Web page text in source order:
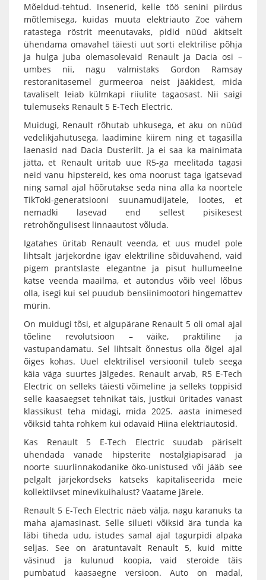
Mõeldud-tehtud. Insenerid, kelle töö senini piirdus
mõtlemisega, kuidas muuta elektriauto Zoe vähem
ratastega röstrit meenutavaks, pidid nüüd äkitselt
ühendama omavahel täiesti uut sorti elektrilise põhja
ja hulga juba olemasolevaid Renault ja Dacia osi –
umbes nii, nagu valmistaks Gordon Ramsay
restoranitasemel gurmeeroa neist jääkidest, mida
tavaliselt leiab külmkapi riiulite tagaosast. Nii saigi
tulemuseks Renault 5 E-Tech Electric.
Muidugi, Renault rõhutab uhkusega, et aku on nüüd
vedelikjahutusega, laadimine kiirem ning et tagasilla
laenasid nad Dacia Dusterilt. Ja ei saa ka mainimata
jätta, et Renault üritab uue R5-ga meelitada tagasi
neid vanu hipstereid, kes oma noorust taga igatsevad
ning samal ajal hõõrutakse seda nina alla ka noortele
TikToki-generatsiooni suunamudijatele, lootes, et
nemadki lasevad end sellest pisikesest
retrohõngulisest linnaautost võluda.
Igatahes üritab Renault veenda, et uus mudel pole
lihtsalt järjekordne igav elektriline sõiduvahend, vaid
pigem prantslaste elegantne ja pisut hullumeelne
katse veenda maailma, et autondus võib veel lõbus
olla, isegi kui sel puudub bensiinimootori hingemattev
mürin.
On muidugi tõsi, et algupärane Renault 5 oli omal ajal
tõeline revolutsioon – väike, praktiline ja
vastupandamatu. Sel lihtsalt õnnestus olla õigel ajal
õiges kohas. Uuel elektrilisel versioonil tuleb seega
käia väga suurtes jälgedes. Renault arvab, R5 E-Tech
Electric on selleks täiesti võimeline ja selleks toppisid
selle kaasaegset tehnikat täis, justkui üritades vanast
klassikust teha midagi, mida 2025. aasta inimesed
võiksid tahta rohkem kui odavaid Hiina elektriautosid.
Kas Renault 5 E-Tech Electric suudab päriselt
ühendada vanade hipsterite nostalgiapisarad ja
noorte suurlinnakodanike öko-unistused või jääb see
pelgalt järjekordseks katseks kapitaliseerida meie
kollektiivset minevikuihalust? Vaatame järele.
Renault 5 E-Tech Electric näeb välja, nagu karanuks ta
maha ajamasinast. Selle silueti võiksid ära tunda ka
läbi tiheda udu, istudes samal ajal tagurpidi alpaka
seljas. See on äratuntavalt Renault 5, kuid mitte
väsinud ja kulunud koopia, vaid steroide täis
pumbatud kaasaegne versioon. Auto on madal,